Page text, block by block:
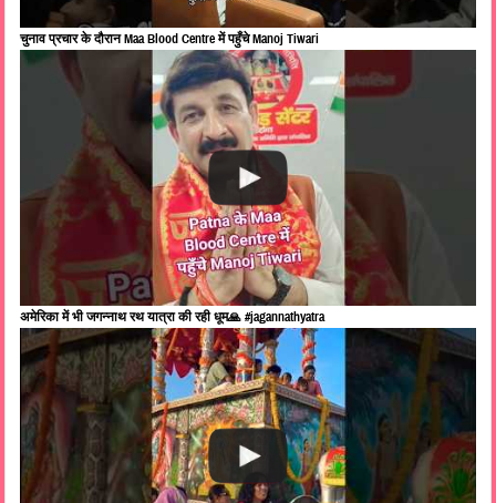
चुनाव प्रचार के दौरान Maa Blood Centre में पहुँचे Manoj Tiwari
अमेरिका में भी जगन्नाथ रथ यात्रा की रही धूम🙏 #jagannathyatra